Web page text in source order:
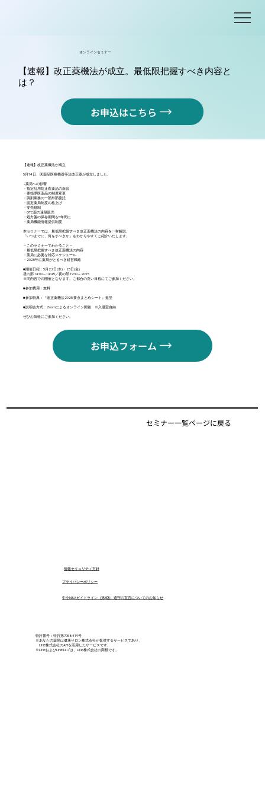
オンラインセミナー
【速報】改正薬機法が成立。最低限把握すべき内容と
は？
お申込はこちら
【速報】改正薬機法が成立
5月14日、医薬品医療機器等法改正案が成立しました。
▼薬局への影響
・指定乱用防止医薬品の新設
・要指導医薬品の制度変更
・調剤業務の一部外部委託
・認定薬局制度の格上げ
・零売規制
・OTC薬の遠隔販売
・処方箋の保存期間を5年間に
・薬局機能情報提供制度
本セミナーでは、最低限把握すべき改正薬機法の内容を一挙解説。
「いつまでに、何をすべきか」をわかりやすくご紹介いたします。
～このセミナーでわかること～
・最低限把握すべき改正薬機法の内容
・薬局に必要な対応スケジュール
・2025年に薬局がとるべき経営戦略
■開催日程：5月22日(木)・23日(金)
昼の部 14:00～14:45／夜の部 19:30～20:15
※同内容での開催となります。ご都合の良い日程にてご参加ください。
■参加費用：無料
■参加特典：『改正薬機法2025 要点まとめシート』進呈
■説明会方式：Zoomによるオンライン開催 ※入退室自由
ぜひお気軽にご参加ください。
お申込フォーム
セミナー一覧ページに戻る
中小M&Aガイドライン（第3版）遵守の宣言についてのお知らせ
プライバシーポリシー
​情報セキュリティ方針
特許番号：特許第7058419号
※あなたの薬局は健康サロン株式会社が提供するサービスであり、
LINE株式会社のAPIを活用したサービスです。
※LINEおよびLINEロゴは、LINE株式会社の商標です。